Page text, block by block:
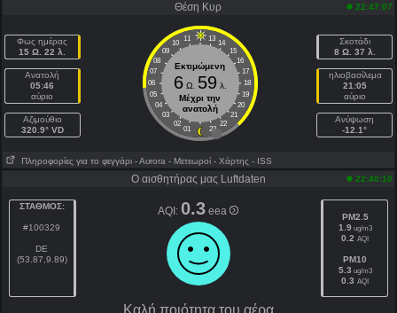
Θέση Κυρ 22:47:07
Φως ημέρας
15 Ω. 22 λ.
Ανατολή
05:46
αύριο
Aζιμούθιο
320.9° VD
11 13
10
14
09
15
08
16
07
17
06
18
05
19
04
20
03
21
02
22
01 23
Εκτιμώμενη
6Ω. 59λ.
Μέχρι την
ανατολή
Σκοτάδι
8 Ω. 37 λ.
ηλιοβασίλεμα
21:05
αύριο
Ανύψωση
-12.1°
Πληροφορίες για το φεγγάρι - Αυrora - Μετεωροί - Χάρτης - ISS
Ο αισθητήρας μας Luftdaten 22:40:10
ΣΤΑΘΜΟΣ:
#100329
DE
(53.87,9.89)
AQI:0.3 eea
PM2.5
1.9 ug/m3
0.2 AQI
PM10
5.3 ug/m3
0.3 AQI
Kαλή ποιότητα του αέρα